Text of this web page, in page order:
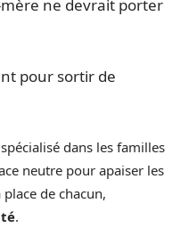
ne devrait porter
pour sortir de
spécialisé dans les familles
neutre pour apaiser les
de chacun,
.